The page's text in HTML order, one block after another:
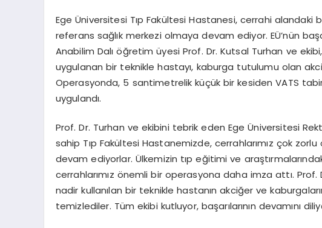
Ege Üniversitesi Tıp Fakültesi Hastanesi, cerrahi alandaki
referans sağlık merkezi olmaya devam ediyor. EÜ’nün
Anabilim Dalı öğretim üyesi Prof. Dr. Kutsal Turhan ve
uygulanan bir teknikle hastayı, kaburga tutulumu olan
Operasyonda, 5 santimetrelik küçük bir kesiden VATS
uygulandı.
Prof. Dr. Turhan ve ekibini tebrik eden Ege Üniversitesi
sahip Tıp Fakültesi Hastanemizde, cerrahlarımız çok
devam ediyorlar. Ülkemizin tıp eğitimi ve
cerrahlarımız önemli bir operasyona daha imza attı.
nadir kullanılan bir teknikle hastanın akciğer ve
temizlediler. Tüm ekibi kutluyor, başarılarının devamını